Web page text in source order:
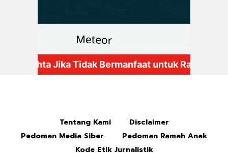
Tentang Kami
Disclaimer
Pedoman Media Siber
Pedoman Ramah Anak
Kode Etik Jurnalistik